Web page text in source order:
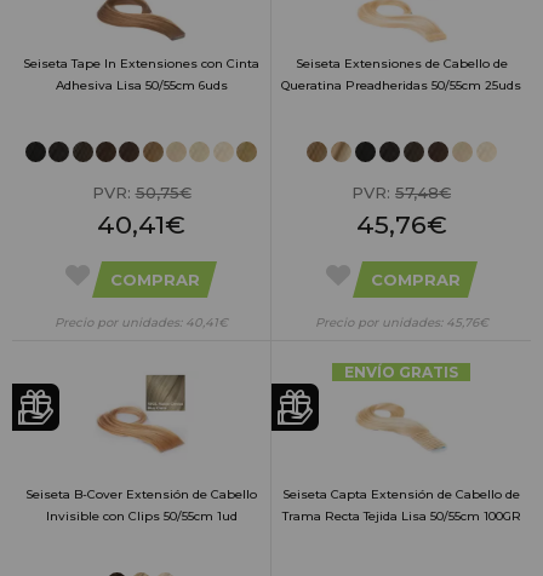
Seiseta Tape In Extensiones con Cinta
Adhesiva Lisa 50/55cm 6uds
PVR:50,75€
40,41€
COMPRAR
Precio por unidades: 40,41€
Seiseta Extensiones de Cabello de
Queratina Preadheridas 50/55cm 25uds
PVR: 57,48€
45,76€
COMPRAR
Precio por unidades: 45,76€
Seiseta B-Cover Extensión de Cabello
Invisible con Clips 50/55cm 1ud
ENVÍO GRATIS
Seiseta Capta Extensión de Cabello de
Trama Recta Tejida Lisa 50/55cm 100GR